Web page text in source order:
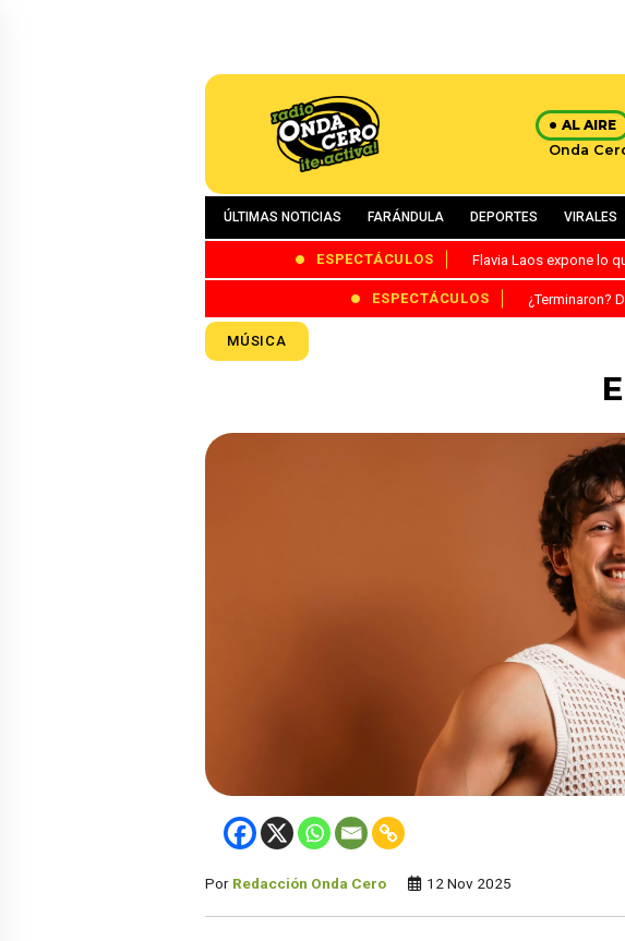
AL AIRE
Onda
ÚLTIMAS NOTICIAS FARÁNDULA DEPORTES VIRALES
ESPECTÁCULOS Flavia Laos expone lo
ESPECTÁCULOS ¿Terminaron?
MÚSICA
Por Redacción Onda Cero 12 Nov 2025